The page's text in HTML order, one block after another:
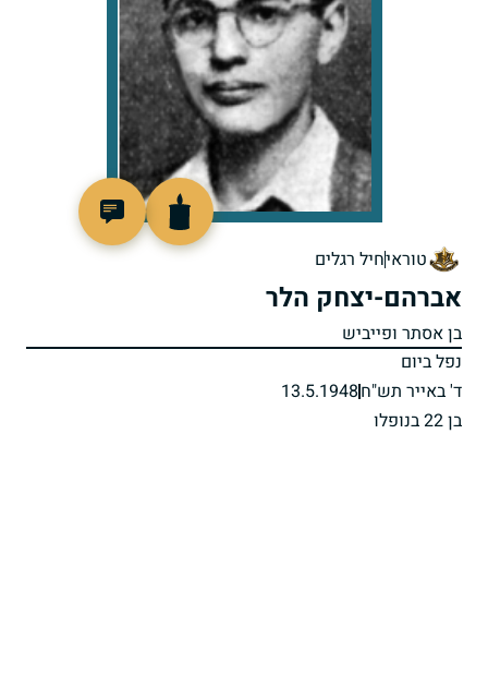
טוראיחיל רגלים
אברהם-יצחק הלר
בן אסתר ופייביש
נפל ביום
ד' באייר תש"ח13.5.1948
בן 22 בנופלו